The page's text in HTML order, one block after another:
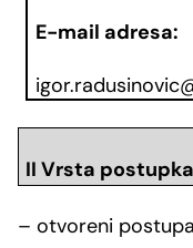
E-mail adresa:
II Vrsta postupka
– otvoreni